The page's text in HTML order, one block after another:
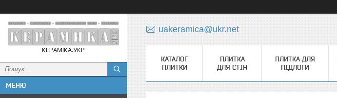
КЕРАМІКА.УКР
uakeramica@ukr.net
КАТАЛОГ
ПЛИТКИ
ПЛИТКА
ДЛЯ СТІН
ПЛИТКА ДЛЯ
ПІДЛОГИ